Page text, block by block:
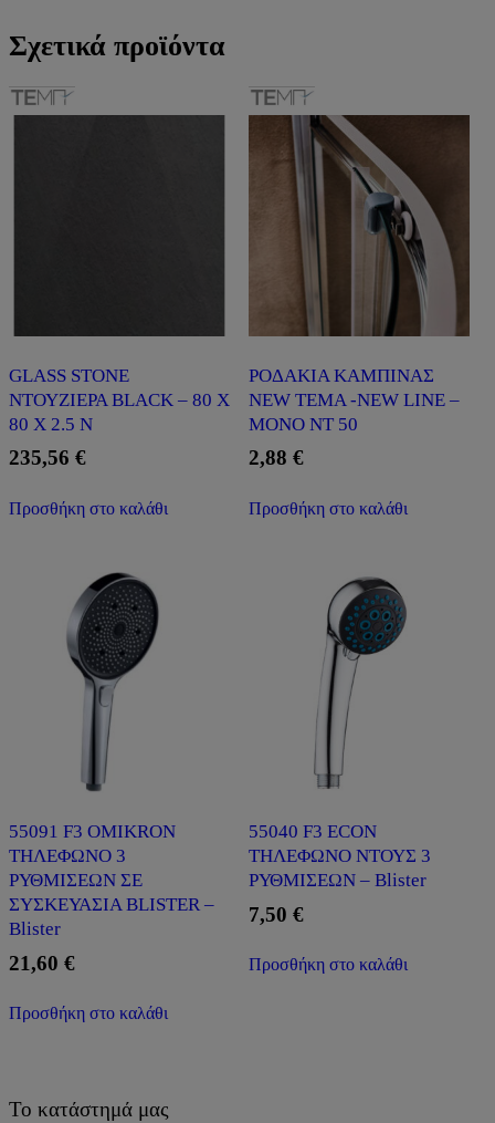
Σχετικά προϊόντα
GLASS STONE
ΝΤΟΥΖΙΕΡΑ BLACK – 80 X
80 X 2.5 N
235,56 €
Προσθήκη στο καλάθι
ΡΟΔΑΚΙA ΚΑΜΠΙΝΑΣ
NEW TEMA -NEW LINE –
ΜΟΝΟ NT 50
2,88 €
Προσθήκη στο καλάθι
55091 F3 OMIKRON
ΤΗΛΕΦΩΝΟ 3
ΡΥΘΜΙΣΕΩΝ ΣΕ
ΣΥΣΚΕΥΑΣΙΑ BLISTER –
Blister
21,60 €
Προσθήκη στο καλάθι
55040 F3 ECON
ΤΗΛΕΦΩΝΟ ΝΤΟΥΣ 3
ΡΥΘΜΙΣΕΩΝ – Blister
7,50 €
Προσθήκη στο καλάθι
Το κατάστημά μας